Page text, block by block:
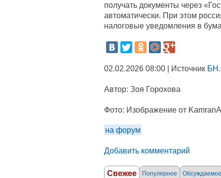
получать документы через
автоматически. При этом
налоговые уведомления в
02.02.2026 08:00 | Источник
Автор: Зоя Горохова
Фото: Изображение от
на форум
Добавить комментарий
Свежее Популярное Обсуждаемое